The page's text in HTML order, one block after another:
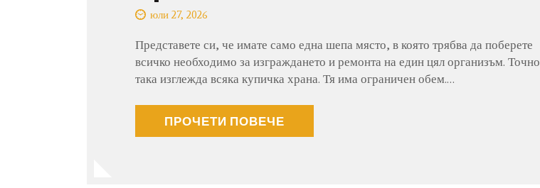
юли 27, 2026
Представете си, че имате само една шепа място, в която трябва да поберете
всичко необходимо за изграждането и ремонта на един цял организъм. Точно
така изглежда всяка купичка храна. Тя има ограничен обем.…
ПРОЧЕТИ ПОВЕЧЕ